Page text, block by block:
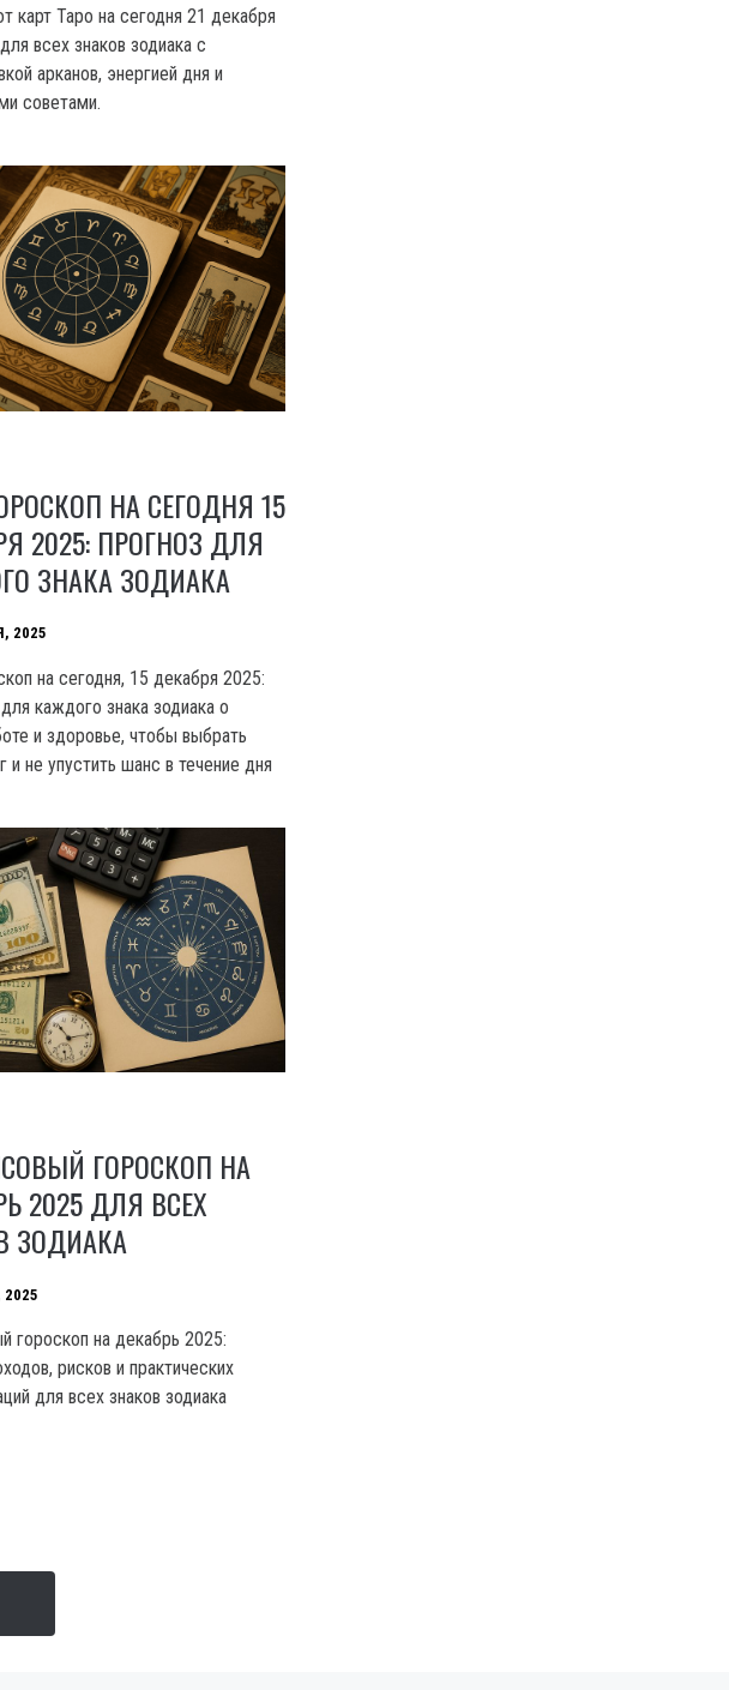
карт Таро на сегодня 21 декабря
всех знаков зодиака с
арканов, энергией дня и
советами.
НА СЕГОДНЯ 15
2025: ПРОГНОЗ ДЛЯ
ЗНАКА ЗОДИАКА
2025
на сегодня, 15 декабря 2025:
каждого знака зодиака о
и здоровье, чтобы выбрать
и не упустить шанс в течение дня
ГОРОСКОП НА
2025 ДЛЯ ВСЕХ
ЗОДИАКА
гороскоп на декабрь 2025:
рисков и практических
для всех знаков зодиака